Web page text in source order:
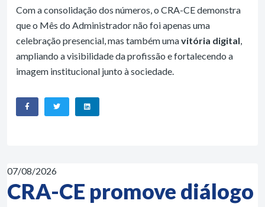
Com a consolidação dos números, o CRA-CE demonstra
que o Mês do Administrador não foi apenas uma
celebração presencial, mas também umavitória digital
ampliando a visibilidade da profissão e fortalecendo a
imagem institucional junto à sociedade.
07/08/2026
CRA-CE promove diálogo